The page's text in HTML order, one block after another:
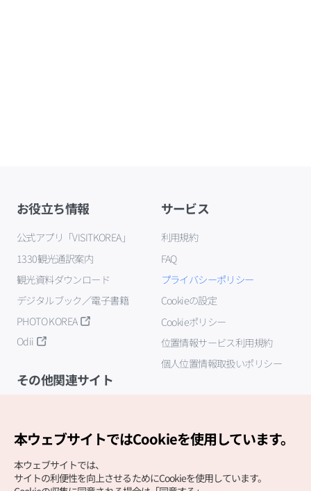
お役立ち情報
公式アプリ「VISITKOREA」
1330観光通訳案内
観光資料ダウンロード
デジタルブック／電子書籍
PHOTO KOREA
Odii
サービス
利用規約
FAQ
プライバシーポリシー
Cookieの設定
Cookieポリシー
位置情報サービス利用規約
個人位置情報取扱いポリシー
その他関連サイト
本ウェブサイトではCookieを使用しています。
本ウェブサイトでは、
サイトの利便性を向上させるためにCookieを使用しています。